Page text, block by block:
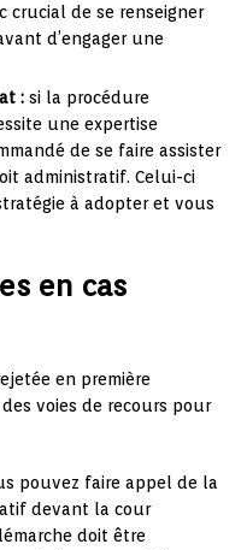
crucial de se renseigner
d’engager une
: si la procédure
une expertise
de se faire assister
administratif. Celui-ci
à adopter et vous
en cas
en première
voies de recours pour
pouvez faire appel de la
devant la cour
doit être